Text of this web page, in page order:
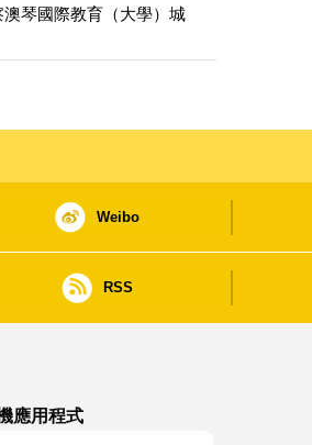
琴國際教育（大學）城
Weibo
RSS
應用程式